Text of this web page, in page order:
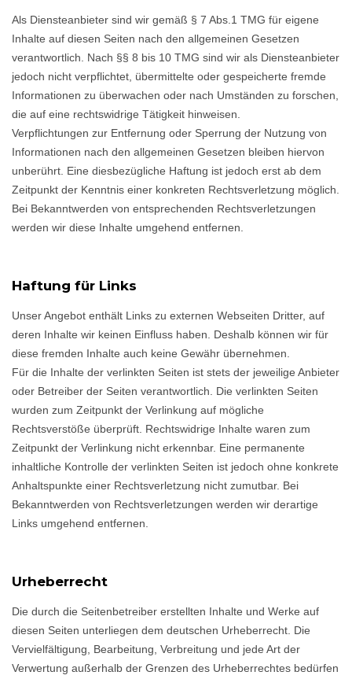
Als Diensteanbieter sind wir gemäß § 7 Abs.1 TMG für eigene
Inhalte auf diesen Seiten nach den allgemeinen Gesetzen
verantwortlich. Nach §§ 8 bis 10 TMG sind wir als Diensteanbieter
jedoch nicht verpflichtet, übermittelte oder gespeicherte fremde
Informationen zu überwachen oder nach Umständen zu forschen,
die auf eine rechtswidrige Tätigkeit hinweisen.
Verpflichtungen zur Entfernung oder Sperrung der Nutzung von
Informationen nach den allgemeinen Gesetzen bleiben hiervon
unberührt. Eine diesbezügliche Haftung ist jedoch erst ab dem
Zeitpunkt der Kenntnis einer konkreten Rechtsverletzung möglich.
Bei Bekanntwerden von entsprechenden Rechtsverletzungen
werden wir diese Inhalte umgehend entfernen.
Haftung für Links
Unser Angebot enthält Links zu externen Webseiten Dritter, auf
deren Inhalte wir keinen Einfluss haben. Deshalb können wir für
diese fremden Inhalte auch keine Gewähr übernehmen.
Für die Inhalte der verlinkten Seiten ist stets der jeweilige Anbieter
oder Betreiber der Seiten verantwortlich. Die verlinkten Seiten
wurden zum Zeitpunkt der Verlinkung auf mögliche
Rechtsverstöße überprüft. Rechtswidrige Inhalte waren zum
Zeitpunkt der Verlinkung nicht erkennbar. Eine permanente
inhaltliche Kontrolle der verlinkten Seiten ist jedoch ohne konkrete
Anhaltspunkte einer Rechtsverletzung nicht zumutbar. Bei
Bekanntwerden von Rechtsverletzungen werden wir derartige
Links umgehend entfernen.
Urheberrecht
Die durch die Seitenbetreiber erstellten Inhalte und Werke auf
diesen Seiten unterliegen dem deutschen Urheberrecht. Die
Vervielfältigung, Bearbeitung, Verbreitung und jede Art der
Verwertung außerhalb der Grenzen des Urheberrechtes bedürfen